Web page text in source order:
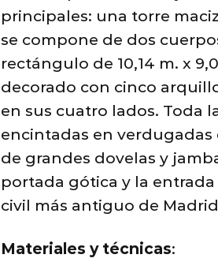
principales: una torre
se compone de dos
rectángulo de 10,14 m. x
decorado con cinco
en sus cuatro lados. Toda
encintadas en
de grandes dovelas y
portada gótica y la
civil más antiguo de
Materiales y técnicas: